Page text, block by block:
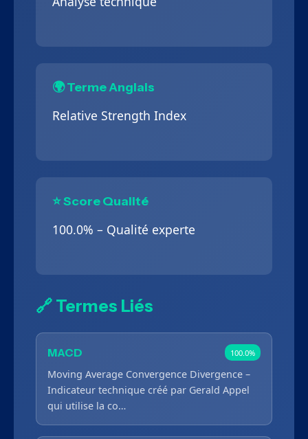
🌍 Terme Anglais
Relative Strength Index
⭐ Score Qualité
100.0% – Qualité experte
🔗 Termes Liés
MACD 100.0%
Moving Average Convergence Divergence –
Indicateur technique créé par Gerald Appel
qui utilise la co…